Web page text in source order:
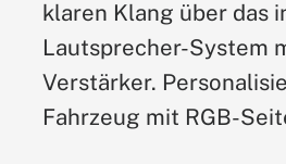
klaren Klang über das
Lautsprecher-System
Verstärker.
Fahrzeug mit RGB-